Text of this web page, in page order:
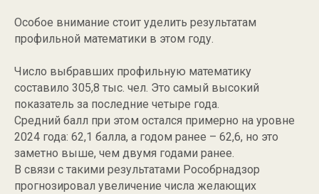
Особое внимание стоит уделить результатам
профильной математики в этом году.
Число выбравших профильную математику
составило 305,8 тыс. чел. Это самый высокий
показатель за последние четыре года.
Средний балл при этом остался примерно на уровне
2024 года: 62,1 балла, а годом ранее – 62,6, но это
заметно выше, чем двумя годами ранее.
В связи с такими результатами Рособрнадзор
прогнозировал увеличение числа желающих